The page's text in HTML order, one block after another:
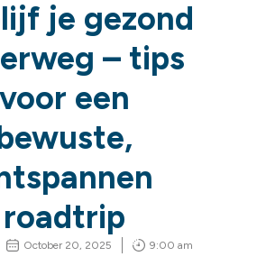
je gezond
– tips
voor een
roadtrip
October 20, 2025 9:00 am